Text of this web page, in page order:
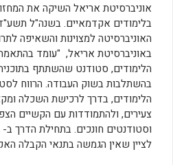
אוניברסיטת אריאל השיקה את
האוניברסיטה למצוינות והשאיפה
באוניברסיטת אריאל, "עומד בהתאמה
הלימודים, סטודנט שהשתתף
בהשתלבות בשוק העבודה. הרווח
הלימודים, בדרך לרכישת השכלה
צעירים, ולהתמודדות עם הקשיים
לציין שאין הגמשה בתנאי הקבלה